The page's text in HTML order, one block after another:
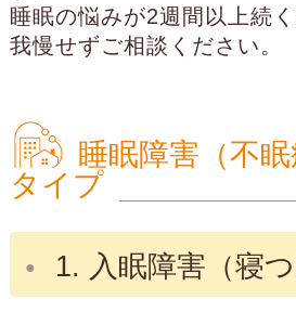
睡眠の悩みが2週間以上続
我慢せずご相談ください。
睡眠障害（不
タイプ
1. 入眠障害（寝つ